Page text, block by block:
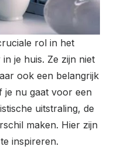
rol in het
je huis. Ze zijn niet
ook een belangrijk
je nu gaat voor een
uitstraling, de
maken. Hier zijn
inspireren.